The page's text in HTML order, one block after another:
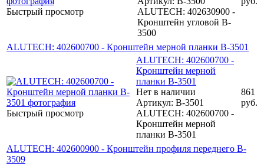
Быстрый просмотр
ALUTECH: 402630900 -
Кронштейн угловой B-
3500
ALUTECH: 402600700 - Кронштейн мерной планки B-3501
Быстрый просмотр
ALUTECH: 402600700 -
Кронштейн мерной
планки B-3501
Нет в наличии
Артикул: B-3501
ALUTECH: 402600700 -
Кронштейн мерной
планки B-3501
861
руб.
ALUTECH: 402600900 - Кронштейн профиля переднего B-
3509